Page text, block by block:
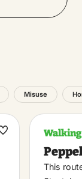
Misuse
Maak
Walking
This